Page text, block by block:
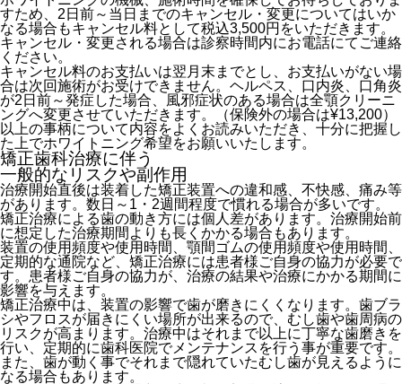
すため、2日前～当日までのキャンセル・変更についてはいか
なる場合もキャンセル料として税込3,500円をいただきます。
キャンセル・変更される場合は診察時間内にお電話にてご連絡
ください。
キャンセル料のお支払いは翌月末までとし、お支払いがない場
合は次回施術がお受けできません。ヘルペス、口内炎、口角炎
が2日前～発症した場合、風邪症状のある場合は全顎クリーニ
ングへ変更させていただきます。（保険外の場合は¥13,200）
以上の事柄について内容をよくお読みいただき、十分に把握し
た上でホワイトニング希望をお願いいたします。
矯正歯科治療に伴う
一般的なリスクや副作用
治療開始直後は装着した矯正装置への違和感、不快感、痛み等
があります。数日～1・2週間程度で慣れる場合が多いです。
矯正治療による歯の動き方には個人差があります。治療開始前
に想定した治療期間よりも長くかかる場合もあります。
装置の使用頻度や使用時間、顎間ゴムの使用頻度や使用時間、
定期的な通院など、矯正治療には患者様ご自身の協力が必要で
す。患者様ご自身の協力が、治療の結果や治療にかかる期間に
影響を与えます。
矯正治療中は、装置の影響で歯が磨きにくくなります。歯ブラ
シやフロスが届きにくい場所が出来るので、むし歯や歯周病の
リスクが高まります。治療中はそれまで以上に丁寧な歯磨きを
行い、定期的に歯科医院でメンテナンスを行う事が重要です。
また、歯が動く事でそれまで隠れていたむし歯が見えるように
なる場合もあります。